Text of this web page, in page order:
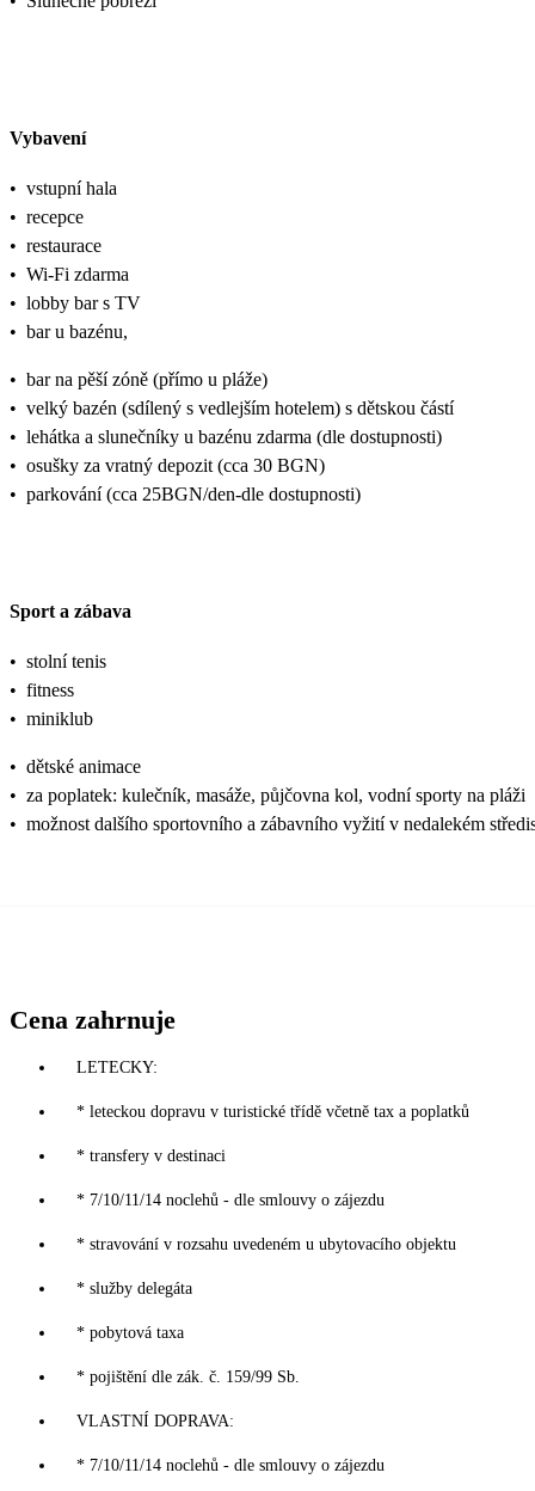
Vybavení
• vstupní hala
• recepce
• restaurace
• Wi-Fi zdarma
• lobby bar s TV
• bar u bazénu,
• bar na pěší zóně (přímo u pláže)
• velký bazén (sdílený s vedlejším hotelem) s dětskou částí
• lehátka a slunečníky u bazénu zdarma (dle dostupnosti)
• osušky za vratný depozit (cca 30 BGN)
• parkování (cca 25BGN/den-dle dostupnosti)
Sport a zábava
• stolní tenis
• fitness
• miniklub
• dětské animace
• za poplatek: kulečník, masáže, půjčovna kol, vodní sporty na pláži
• možnost dalšího sportovního a zábavního vyžití v nedalekém
Cena zahrnuje
LETECKY:
* leteckou dopravu v turistické třídě včetně tax a poplatků
* transfery v destinaci
* 7/10/11/14 noclehů - dle smlouvy o zájezdu
* stravování v rozsahu uvedeném u ubytovacího objektu
* služby delegáta
* pobytová taxa
* pojištění dle zák. č. 159/99 Sb.
VLASTNÍ DOPRAVA:
* 7/10/11/14 noclehů - dle smlouvy o zájezdu